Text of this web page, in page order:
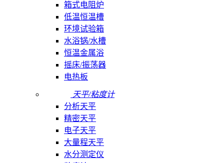
箱式电阻炉
低温恒温槽
环境试验箱
水浴锅/水槽
恒温金属浴
摇床/振荡器
电热板
天平/粘度计
分析天平
精密天平
电子天平
大量程天平
水分测定仪